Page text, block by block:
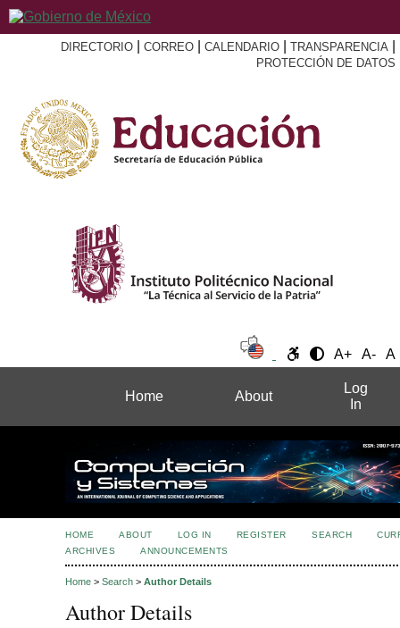
DIRECTORIO CORREO CALENDARIO TRANSPARENCIA
PROTECCIÓN DE DATOS
A+ A- A
Home About
Log
In
HOME ABOUT LOG IN REGISTER SEARCH
ARCHIVES
ANNOUNCEMENTS
Home > Search > Author Details
Author Details